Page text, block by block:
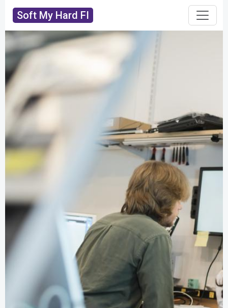
Soft My Hard FI